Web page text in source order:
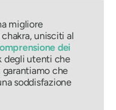
migliore
unisciti al
dei
degli utenti che
che
soddisfazione